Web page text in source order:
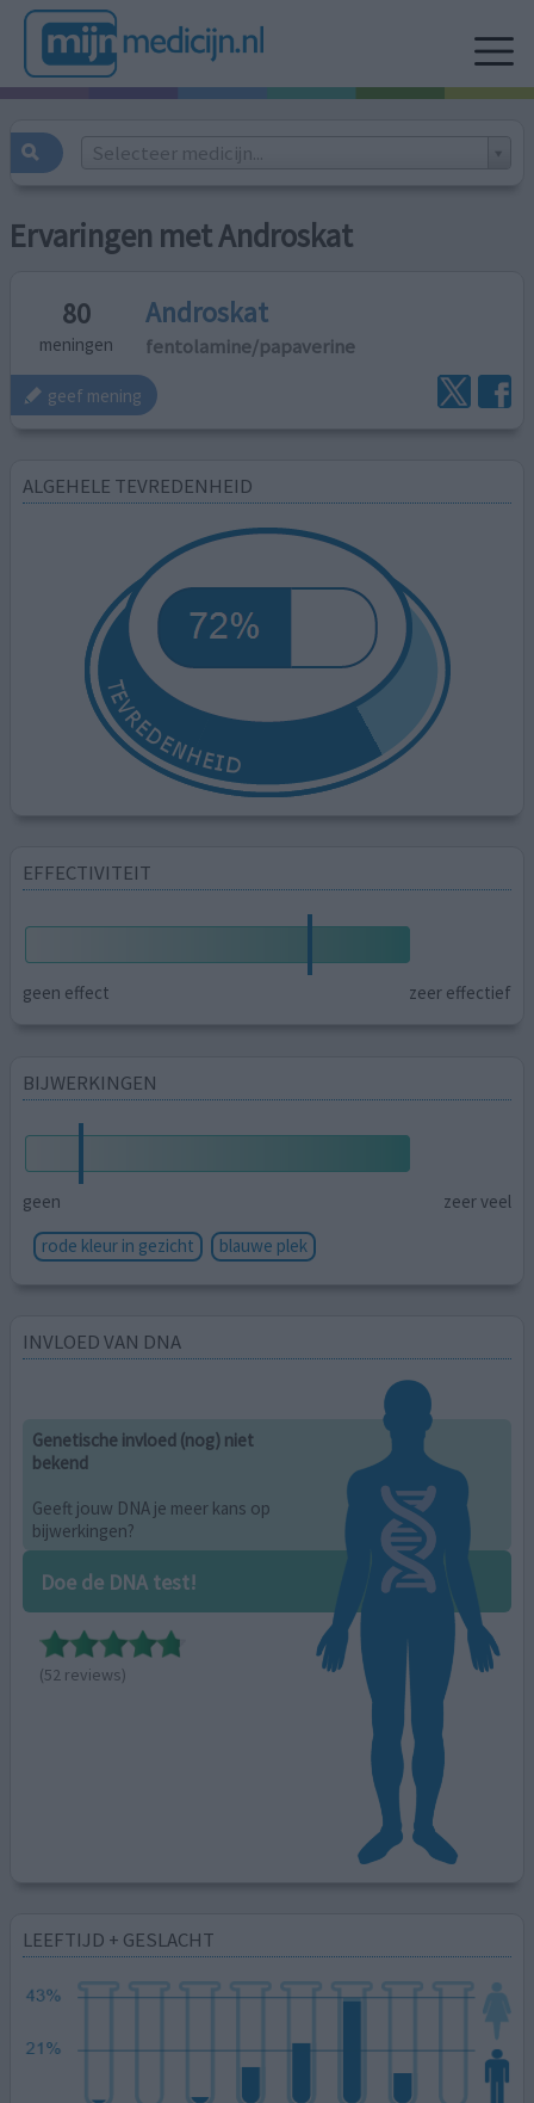
Selecteer medicijn...
Ervaringen met Androskat
80
meningen
Androskat
fentolamine/papaverine
geef mening
ALGEHELE TEVREDENHEID
EFFECTIVITEIT
geen effect zeer effectief
BIJWERKINGEN
geen
zeer veel
rode kleur in gezicht
blauwe plek
INVLOED VAN DNA
Genetische invloed (nog) niet
bekend
Geeft jouw DNA je meer kans op
bijwerkingen?
Doe de DNA test!
(52 reviews)
LEEFTIJD + GESLACHT